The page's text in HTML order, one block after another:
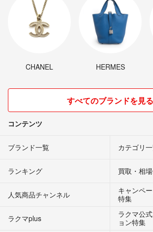
CHANEL HERMES
すべてのブランドを見る
コンテンツ
ブランド一覧 カテゴリ
ランキング 買取・相
人気商品チャンネル
キャンペ
特集
ラクマplus
ラクマ公
ョン特集